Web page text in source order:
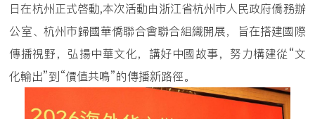
日在杭州正式啓動,本次活動由浙江省杭州市人民政府僑務辦
公室、杭州市歸國華僑聯合會聯合組織開展，旨在搭建國際
傳播視野，弘揚中華文化，講好中國故事，努力構建從“文
化輸出”到“價值共鳴”的傳播新路徑。